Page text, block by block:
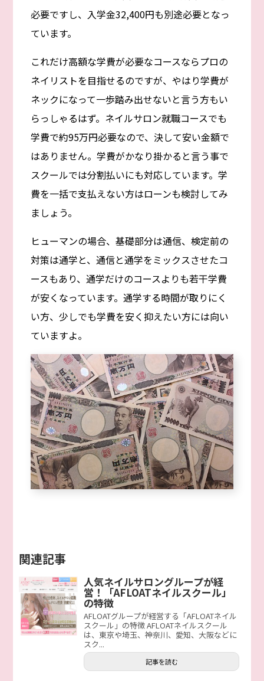
必要ですし、入学金32,400円も別途必要となっ
ています。
これだけ高額な学費が必要なコースならプロの
ネイリストを目指せるのですが、やはり学費が
ネックになって一歩踏み出せないと言う方もい
らっしゃるはず。ネイルサロン就職コースでも
学費で約95万円必要なので、決して安い金額で
はありません。学費がかなり掛かると言う事で
スクールでは分割払いにも対応しています。学
費を一括で支払えない方はローンも検討してみ
ましょう。
ヒューマンの場合、基礎部分は通信、検定前の
対策は通学と、通信と通学をミックスさせたコ
ースもあり、通学だけのコースよりも若干学費
が安くなっています。通学する時間が取りにく
い方、少しでも学費を安く抑えたい方には向い
ていますよ。
関連記事
人気ネイルサロングループが経
営！「AFLOATネイルスクール」
の特徴
AFLOATグループが経営する「AFLOATネイル
スクール」の特徴 AFLOATネイルスクール
は、東京や埼玉、神奈川、愛知、大阪などに
スク...
記事を読む